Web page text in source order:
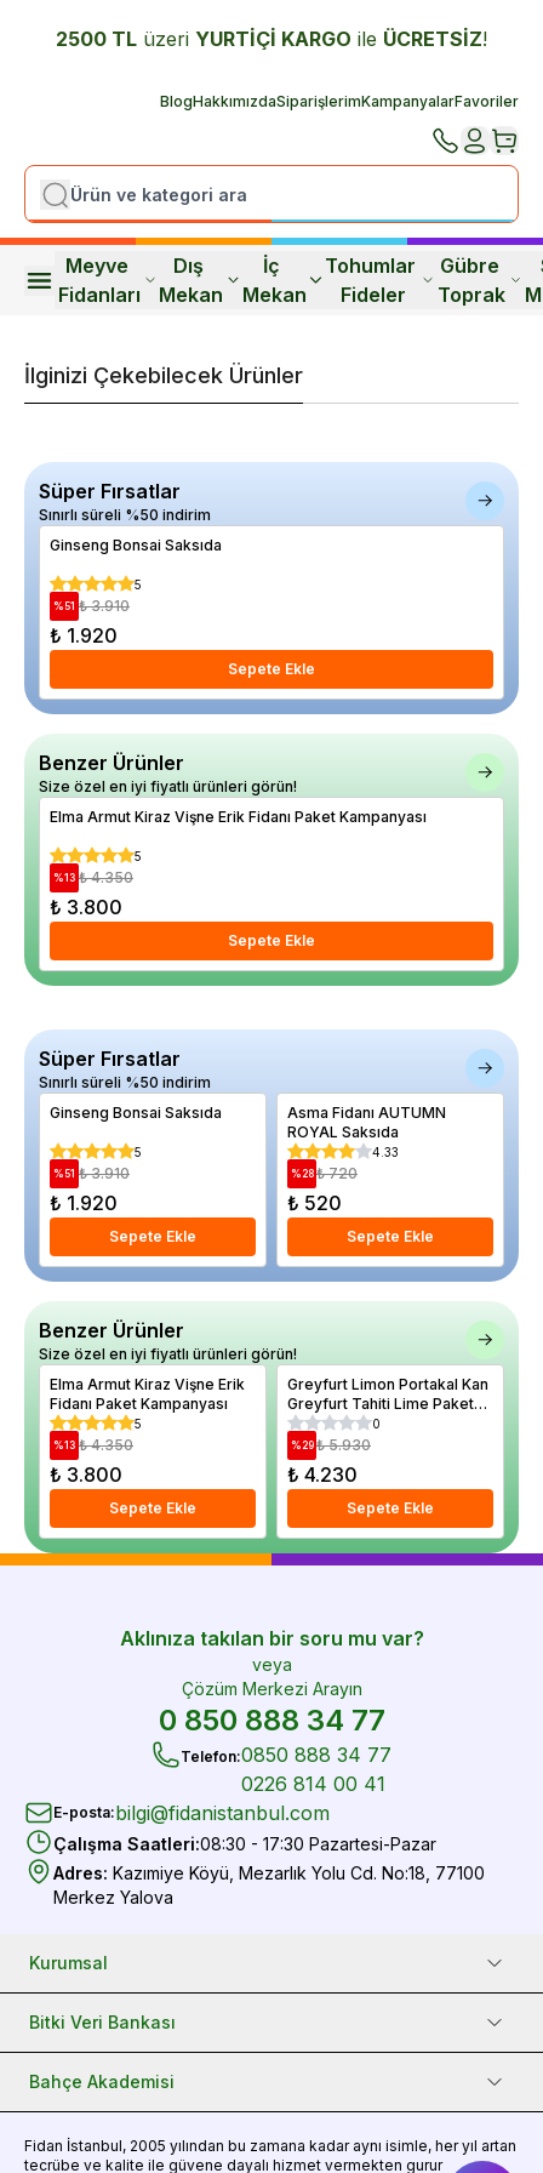
2500 TL üzeri YURTİÇİ KARGO ile ÜCRETSİZ!
BlogHakkımızdaSiparişlerimKampanyalarFavoriler
Meyve
Fidanları
Dış
Mekan
İç
Mekan
Tohumlar
Fideler
Gübre
Toprak
İlginizi Çekebilecek Ürünler
Süper Fırsatlar
Sınırlı süreli %50 indirim
Ginseng Bonsai Saksıda
5
% 51 ₺ 3.910
₺ 1.920
Sepete Ekle
Benzer Ürünler
Size özel en iyi fiyatlı ürünleri görün!
Elma Armut Kiraz Vişne Erik Fidanı Paket Kampanyası
5
%13 ₺ 4.350
₺ 3.800
Sepete Ekle
Süper Fırsatlar
Sınırlı süreli %50 indirim
Ginseng Bonsai Saksıda
5
% 51 ₺ 3.910
₺ 1.920
Sepete Ekle
Asma Fidanı AUTUMN
ROYAL Saksıda
4.33
%28 ₺ 720
₺ 520
Sepete Ekle
Benzer Ürünler
Size özel en iyi fiyatlı ürünleri görün!
Elma Armut Kiraz Vişne Erik
Fidanı Paket Kampanyası
5
%13 ₺ 4.350
₺ 3.800
Sepete Ekle
Greyfurt Limon Portakal Kan
Greyfurt Tahiti Lime Paket
Fidan Kampanyası
0
%29 ₺ 5.930
₺ 4.230
Sepete Ekle
Aklınıza takılan bir soru mu var?
veya
Çözüm Merkezi Arayın
0 850 888 34 77
Telefon:0850 888 34 77
0226 814 00 41
E-posta:bilgi@fidanistanbul.com
Çalışma Saatleri:08:30 - 17:30 Pazartesi-Pazar
Adres: Kazımiye Köyü, Mezarlık Yolu Cd. No:18, 77100
Merkez Yalova
Kurumsal
Bitki Veri Bankası
Bahçe Akademisi
Fidan İstanbul, 2005 yılından bu zamana kadar aynı isimle, her yıl artan
tecrübe ve kalite ile güvene dayalı hizmet vermekten gurur